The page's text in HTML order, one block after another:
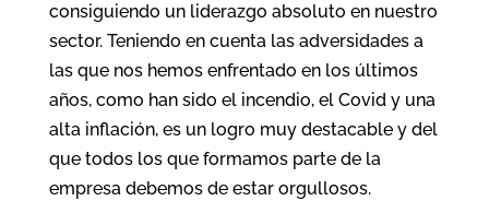
consiguiendo un liderazgo absoluto en nuestro
sector. Teniendo en cuenta las adversidades a
las que nos hemos enfrentado en los últimos
años, como han sido el incendio, el Covid y una
alta inflación, es un logro muy destacable y del
que todos los que formamos parte de la
empresa debemos de estar orgullosos.